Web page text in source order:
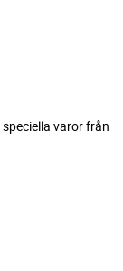
varor från